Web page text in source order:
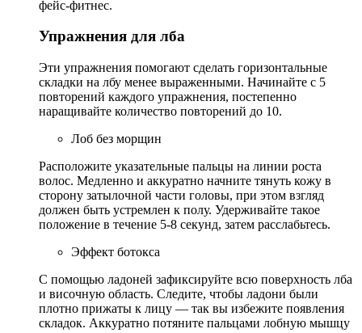
фейс-фитнес.
Упражнения для лба
Эти упражнения помогают сделать горизонтальные
складки на лбу менее выраженными. Начинайте с 5
повторений каждого упражнения, постепенно
наращивайте количество повторений до 10.
Лоб без морщин
Расположите указательные пальцы на линии роста
волос. Медленно и аккуратно начните тянуть кожу в
сторону затылочной части головы, при этом взгляд
должен быть устремлен к полу. Удерживайте такое
положение в течение 5-8 секунд, затем расслабьтесь.
Эффект ботокса
С помощью ладоней зафиксируйте всю поверхность лба
и височную область. Следите, чтобы ладони были
плотно прижаты к лицу — так вы избежите появления
складок. Аккуратно потяните пальцами лобную мышцу